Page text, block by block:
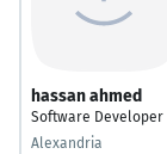
hassan ahmed
Software Developer
Alexandria